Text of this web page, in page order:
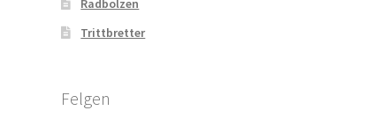
Radbolzen
Trittbretter
Felgen